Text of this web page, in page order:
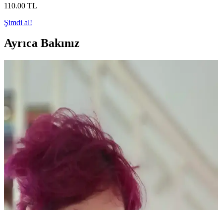
110.00 TL
Şimdi al!
Ayrıca Bakınız
Yaşlanma ile makyajın kırışıklıklara dolması kuru ciltlerde daha
belirgindir. Doğru nemlendirme, uygun ürün seçimi ve minimal
uygulama teknikleriyle bu sorun azaltılabilir.
Kuru Ciltlerde Makyaj Problemleri ve Çözüm
Yöntemleri: hEDS ve Cilt Bariyeri
Kuru cilt ve hEDS gibi durumlarda makyajın topaklanması ve
çizgilenmesi sorunları, doğru ürün seçimi ve cilt bakım teknikleriyle
önlenebilir. Nemlendirme ve uygun uygulama önemlidir.